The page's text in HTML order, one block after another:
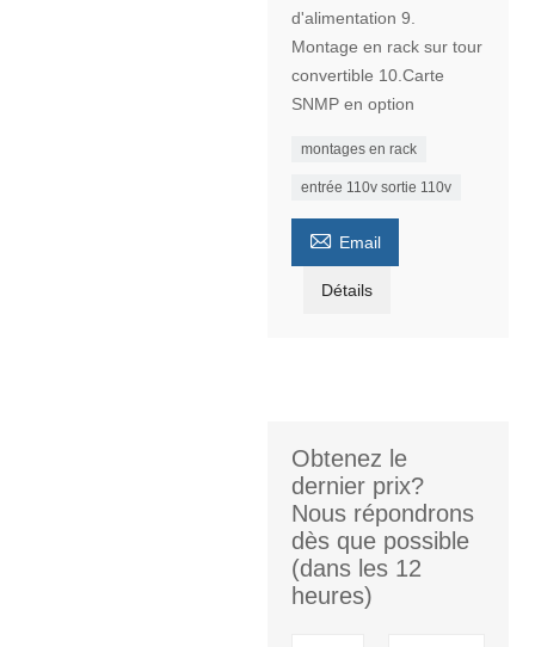
d'alimentation 9.
Montage en rack sur tour
convertible 10.Carte
SNMP en option
montages en rack
entrée 110v sortie 110v
 Email
Détails
Obtenez le
dernier prix?
Nous répondrons
dès que possible
(dans les 12
heures)